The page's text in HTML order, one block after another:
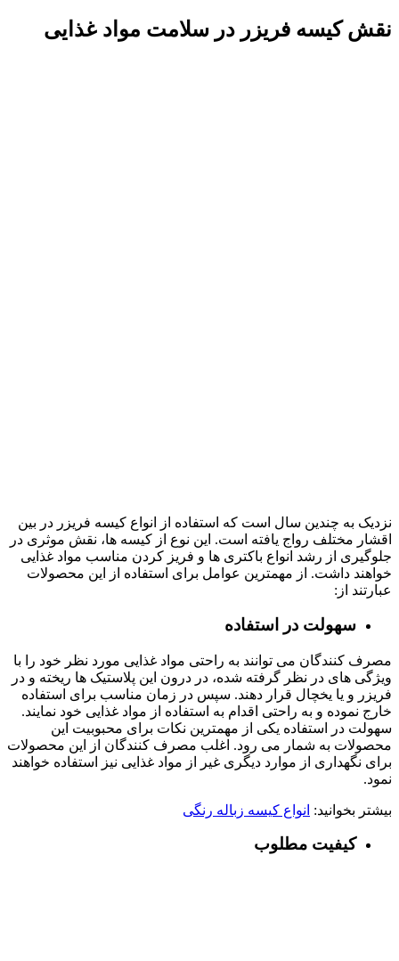
نقش کیسه فریزر در سلامت مواد غذایی
نزدیک به چندین سال است که استفاده از انواع کیسه فریزر در بین
اقشار مختلف رواج یافته است. این نوع از کیسه ها، نقش موثری در
جلوگیری از رشد انواع باکتری ها و فریز کردن مناسب مواد غذایی
خواهند داشت. از مهمترین عوامل برای استفاده از این محصولات
عبارتند از:
سهولت در استفاده
مصرف کنندگان می توانند به راحتی مواد غذایی مورد نظر خود را با
ویژگی های در نظر گرفته شده، در درون این پلاستیک ها ریخته و در
فریزر و یا یخچال قرار دهند. سپس در زمان مناسب برای استفاده
خارج نموده و به راحتی اقدام به استفاده از مواد غذایی خود نمایند.
سهولت در استفاده یکی از مهمترین نکات برای محبوبیت این
محصولات به شمار می رود. اغلب مصرف کنندگان از این محصولات
برای نگهداری از موارد دیگری غیر از مواد غذایی نیز استفاده خواهند
نمود.
بیشتر بخوانید: انواع کیسه زباله رنگی
کیفیت مطلوب